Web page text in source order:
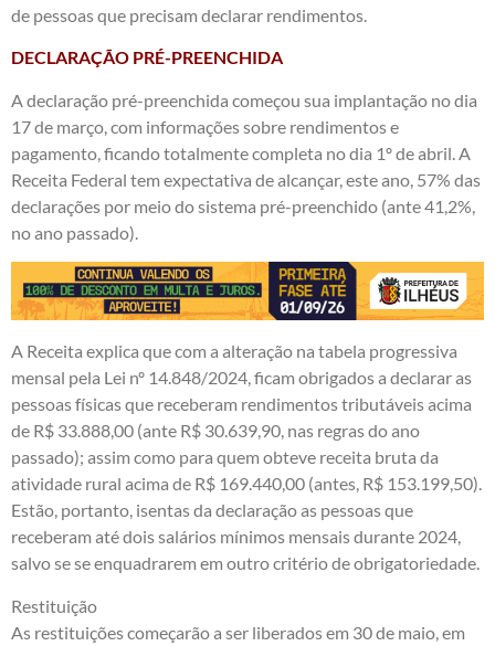
de pessoas que precisam declarar rendimentos.
DECLARAÇÃO PRÉ-PREENCHIDA
A declaração pré-preenchida começou sua implantação no dia
17 de março, com informações sobre rendimentos e
pagamento, ficando totalmente completa no dia 1º de abril. A
Receita Federal tem expectativa de alcançar, este ano, 57% das
declarações por meio do sistema pré-preenchido (ante 41,2%,
no ano passado).
A Receita explica que com a alteração na tabela progressiva
mensal pela Lei nº 14.848/2024, ficam obrigados a declarar as
pessoas físicas que receberam rendimentos tributáveis acima
de R$ 33.888,00 (ante R$ 30.639,90, nas regras do ano
passado); assim como para quem obteve receita bruta da
atividade rural acima de R$ 169.440,00 (antes, R$ 153.199,50).
Estão, portanto, isentas da declaração as pessoas que
receberam até dois salários mínimos mensais durante 2024,
salvo se se enquadrarem em outro critério de obrigatoriedade.
Restituição
As restituições começarão a ser liberados em 30 de maio, em